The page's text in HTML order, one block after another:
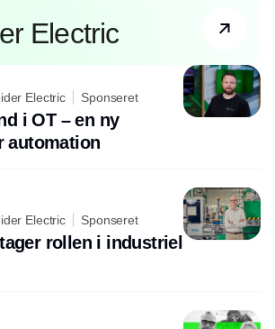
Electric
Electric Sponseret
i OT – en ny
automation
Electric Sponseret
rollen i industriel